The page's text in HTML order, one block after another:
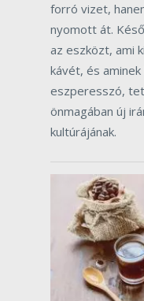
forró vizet,
nyomott át.
az eszközt, ami
kávét, és
eszperesszó,
önmagában új
kultúrájának.